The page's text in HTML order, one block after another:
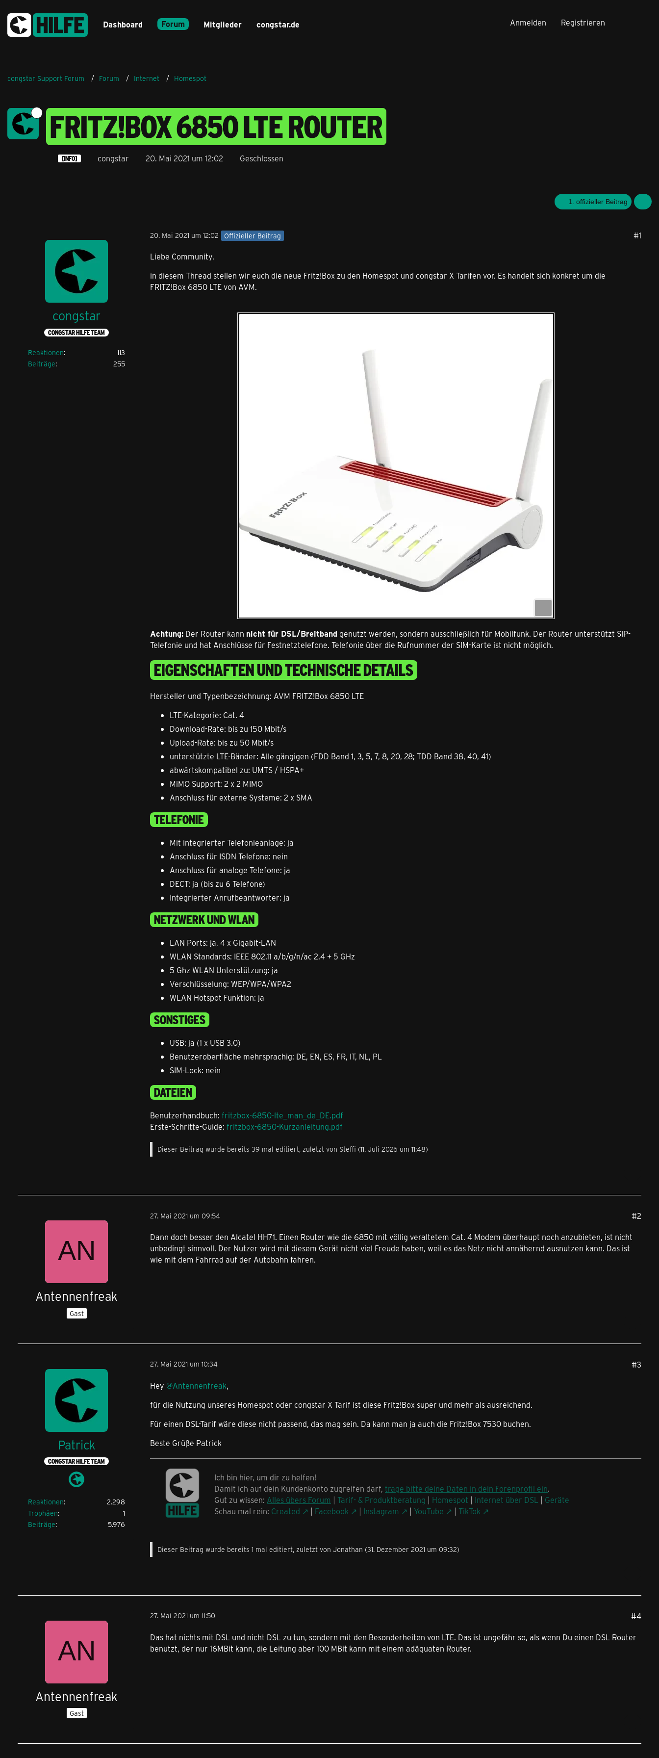
Dashboard Forum Mitglieder congstar.de Anmelden Registrieren
congstar Support Forum Forum Internet Homespot
FRITZ!BOX 6850 LTE ROUTER
[INFO] congstar 20. Mai 2021 um 12:02 Geschlossen
1. offizieller Beitrag
congstar
CONGSTAR HILFE TEAM
Reaktionen
113
Beiträge
255
20. Mai 2021 um 12:02 Offizieller Beitrag #1
Liebe Community,
in diesem Thread stellen wir euch die neue Fritz!Box zu den Homespot und congstar X Tarifen vor. Es handelt sich konkret um die
FRITZ!Box 6850 LTE von AVM.
Achtung: Der Router kann nicht für DSL/Breitband genutzt werden, sondern ausschließlich für Mobilfunk. Der Router unterstützt SIP-
Telefonie und hat Anschlüsse für Festnetztelefone. Telefonie über die Rufnummer der SIM-Karte ist nicht möglich.
EIGENSCHAFTEN UND TECHNISCHE DETAILS
Hersteller und Typenbezeichnung: AVM FRITZ!Box 6850 LTE
LTE-Kategorie: Cat. 4
Download-Rate: bis zu 150 Mbit/s
Upload-Rate: bis zu 50 Mbit/s
unterstützte LTE-Bänder: Alle gängigen (FDD Band 1, 3, 5, 7, 8, 20, 28; TDD Band 38, 40, 41)
abwärtskompatibel zu: UMTS / HSPA+
MiMO Support: 2 x 2 MIMO
Anschluss für externe Systeme: 2 x SMA
TELEFONIE
Mit integrierter Telefonieanlage: ja
Anschluss für ISDN Telefone: nein
Anschluss für analoge Telefone: ja
DECT: ja (bis zu 6 Telefone)
Integrierter Anrufbeantworter: ja
NETZWERK UND WLAN
LAN Ports: ja, 4 x Gigabit-LAN
WLAN Standards: IEEE 802.11 a/b/g/n/ac 2.4 + 5 GHz
5 Ghz WLAN Unterstützung: ja
Verschlüsselung: WEP/WPA/WPA2
WLAN Hotspot Funktion: ja
SONSTIGES
USB: ja (1 x USB 3.0)
Benutzeroberfläche mehrsprachig: DE, EN, ES, FR, IT, NL, PL
SIM-Lock: nein
DATEIEN
Benutzerhandbuch: fritzbox-6850-lte_man_de_DE.pdf
Erste-Schritte-Guide: fritzbox-6850-Kurzanleitung.pdf
Dieser Beitrag wurde bereits 39 mal editiert, zuletzt von Steffi (11. Juli 2026 um 11:48)
Antennenfreak
Gast
27. Mai 2021 um 09:54 #2
Dann doch besser den Alcatel HH71. Einen Router wie die 6850 mit völlig veraltetem Cat. 4 Modem überhaupt noch anzubieten, ist nicht
unbedingt sinnvoll. Der Nutzer wird mit diesem Gerät nicht viel Freude haben, weil es das Netz nicht annähernd ausnutzen kann. Das ist
wie mit dem Fahrrad auf der Autobahn fahren.
Patrick
CONGSTAR HILFE TEAM
Reaktionen
2.298
Trophäen
1
Beiträge
5.976
27. Mai 2021 um 10:34 #3
Hey @Antennenfreak,
für die Nutzung unseres Homespot oder congstar X Tarif ist diese Fritz!Box super und mehr als ausreichend.
Für einen DSL-Tarif wäre diese nicht passend, das mag sein. Da kann man ja auch die Fritz!Box 7530 buchen.
Beste Grüße Patrick
Ich bin hier, um dir zu helfen!
Damit ich auf dein Kundenkonto zugreifen darf, trage bitte deine Daten in dein Forenprofil ein.
Gut zu wissen: Alles übers Forum | Tarif- & Produktberatung | Homespot | Internet über DSL | Geräte
Schau mal rein: Created | Facebook | Instagram | YouTube | TikTok
Dieser Beitrag wurde bereits 1 mal editiert, zuletzt von Jonathan (31. Dezember 2021 um 09:32)
Antennenfreak
Gast
27. Mai 2021 um 11:50 #4
Das hat nichts mit DSL und nicht DSL zu tun, sondern mit den Besonderheiten von LTE. Das ist ungefähr so, als wenn Du einen DSL Router
benutzt, der nur 16MBit kann, die Leitung aber 100 MBit kann mit einem adäquaten Router.